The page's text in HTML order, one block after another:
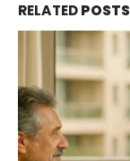
RELATEDPOSTS